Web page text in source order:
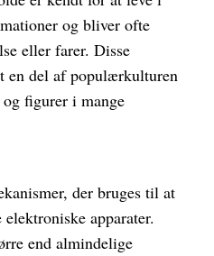
og bliver ofte
eller farer. Disse
en del af populærkulturen
figurer i mange
der bruges til at
apparater.
end almindelige